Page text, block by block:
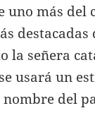
uno más
la señera
usará un
del